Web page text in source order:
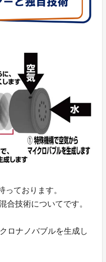
っております。
合技術についてです。
ロナノバブルを生成し